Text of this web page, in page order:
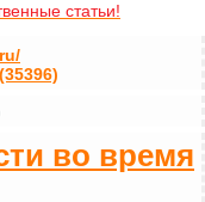
статьи!
во время